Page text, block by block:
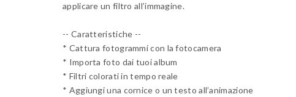
applicare un filtro all’immagine.
-- Caratteristiche --
* Cattura fotogrammi con la fotocamera
* Importa foto dai tuoi album
* Filtri colorati in tempo reale
* Aggiungi una cornice o un testo all’animazione